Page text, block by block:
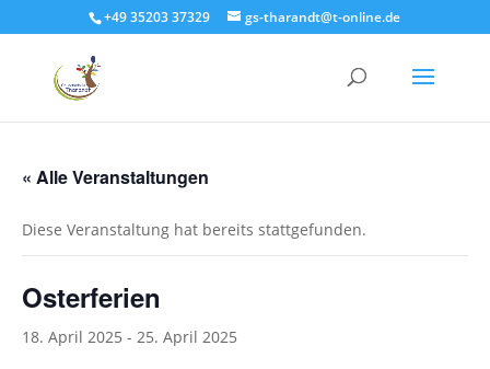
+49 35203 37329 gs-tharandt@t-online.de
« Alle Veranstaltungen
Diese Veranstaltung hat bereits stattgefunden.
Osterferien
18. April 2025 - 25. April 2025